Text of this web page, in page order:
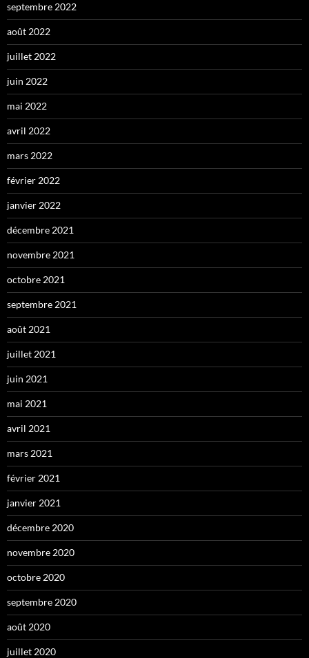
septembre 2022
août 2022
juillet 2022
juin 2022
mai 2022
avril 2022
mars 2022
février 2022
janvier 2022
décembre 2021
novembre 2021
octobre 2021
septembre 2021
août 2021
juillet 2021
juin 2021
mai 2021
avril 2021
mars 2021
février 2021
janvier 2021
décembre 2020
novembre 2020
octobre 2020
septembre 2020
août 2020
juillet 2020